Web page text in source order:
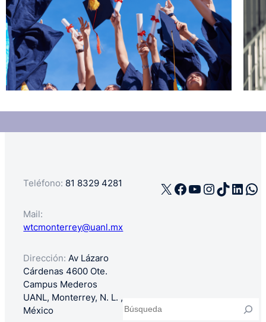
Teléfono: 81 8329 4281
Mail:
wtcmonterrey@uanl.mx
Dirección: Av Lázaro
Cárdenas 4600 Ote.
Campus Mederos
UANL, Monterrey, N. L. ,
México
X Facebook
YouTube
TikTok